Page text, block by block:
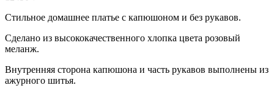
Стильное домашнее платье с капюшоном и без рукавов.
Сделано из высококачественного хлопка цвета розовый
меланж.
Внутренняя сторона капюшона и часть рукавов выполнены из
ажурного шитья.